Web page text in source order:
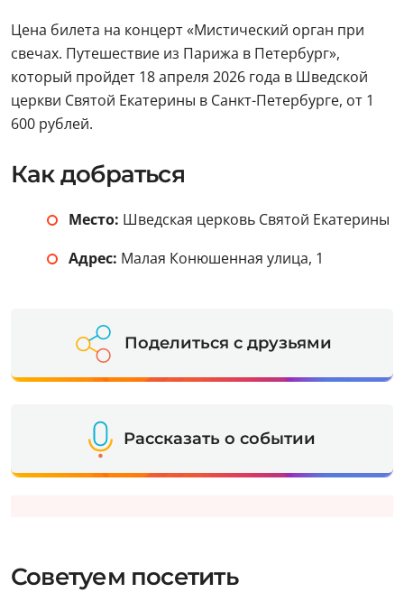
Цена билета на концерт «Мистический орган при
свечах. Путешествие из Парижа в Петербург»,
который пройдет 18 апреля 2026 года в Шведской
церкви Святой Екатерины в Санкт-Петербурге, от 1
600 рублей.
Как добраться
Место: Шведская церковь Святой Екатерины
Адрес: Малая Конюшенная улица, 1
Поделиться с друзьями
Рассказать о событии
Советуем посетить